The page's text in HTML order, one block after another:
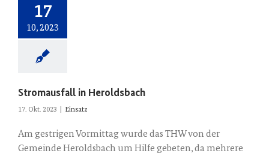
17
10, 2023
Stromausfall in Heroldsbach
17. Okt. 2023 Einsatz
Am gestrigen Vormittag wurde das THW von der
Gemeinde Heroldsbach um Hilfe gebeten, da mehrere